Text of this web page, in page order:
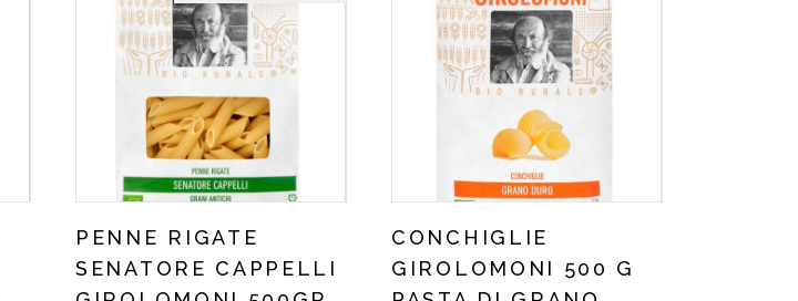
PENNE RIGATE
SENATORE CAPPELLI
CONCHIGLIE
GIROLOMONI 500 G